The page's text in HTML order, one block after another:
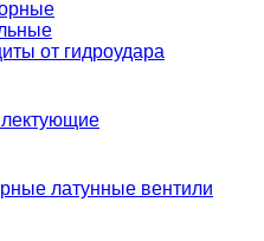
от гидроудара
латунные вентили